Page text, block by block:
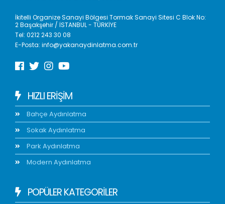
İkitelli Organize Sanayi Bölgesi Tormak Sanayi Sitesi C Blok No:
2 Başakşehir / İSTANBUL - TÜRKİYE
Tel:0212 243 30 08
E-Posta:info@yakanaydinlatma.com.tr
HIZLI ERIŞIM
Bahçe Aydınlatma
Sokak Aydınlatma
Park Aydınlatma
Modern Aydınlatma
POPÜLER KATEGORİLER